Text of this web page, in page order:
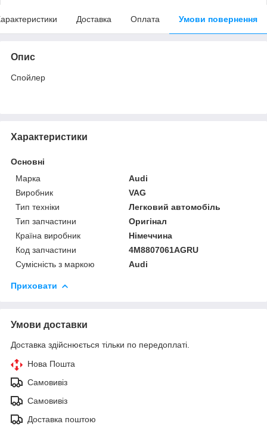
Доставка Оплата Умови повернення
Опис
Спойлер
Характеристики
Основні
Марка
Audi
Виробник
VAG
Тип техніки
Легковий автомобіль
Тип запчастини
Оригінал
Країна виробник
Німеччина
Код запчастини
4M8807061AGRU
Сумісність з маркою
Audi
Приховати
Умови доставки
Доставка здійснюється тільки по передоплаті.
Нова Пошта
Самовивіз
Самовивіз
Доставка поштою